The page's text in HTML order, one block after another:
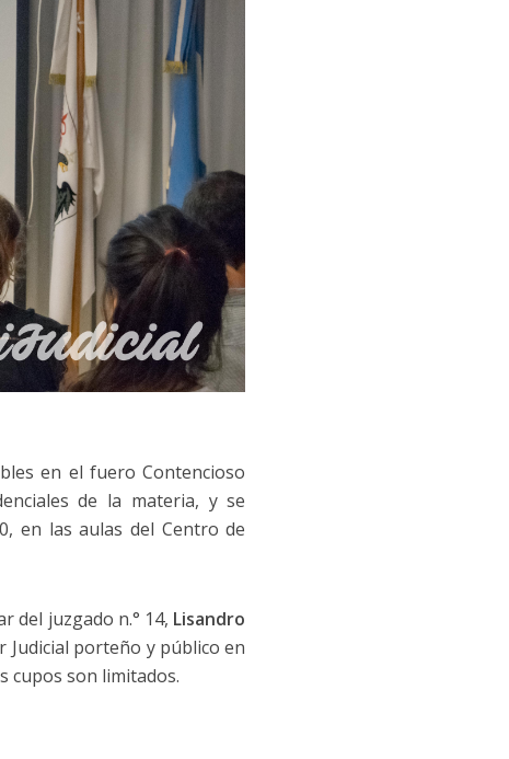
en el fuero Contencioso
de la materia, y se
en las aulas del Centro de
del juzgado n.° 14, Lisandro
Judicial porteño y público en
cupos son limitados.